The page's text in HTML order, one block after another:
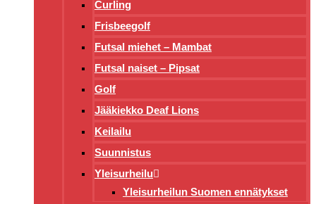
Curling
Frisbeegolf
Futsal miehet – Mambat
Futsal naiset – Pipsat
Golf
Jääkiekko Deaf Lions
Keilailu
Suunnistus
Yleisurheilu
Yleisurheilun Suomen ennätykset